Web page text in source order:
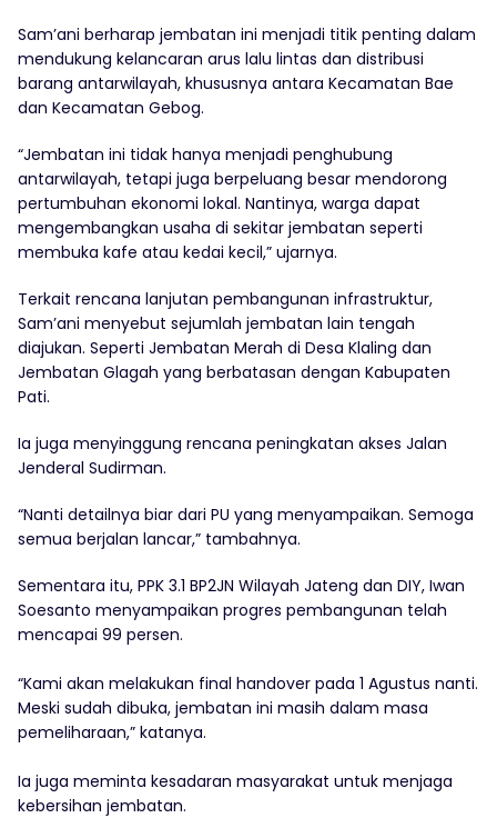
Sam’ani berharap jembatan ini menjadi titik penting dalam
mendukung kelancaran arus lalu lintas dan distribusi
barang antarwilayah, khususnya antara Kecamatan Bae
dan Kecamatan Gebog.
‎“Jembatan ini tidak hanya menjadi penghubung
antarwilayah, tetapi juga berpeluang besar mendorong
pertumbuhan ekonomi lokal. Nantinya, warga dapat
mengembangkan usaha di sekitar jembatan seperti
membuka kafe atau kedai kecil,” ujarnya.
‎Terkait rencana lanjutan pembangunan infrastruktur,
Sam’ani menyebut sejumlah jembatan lain tengah
diajukan. Seperti Jembatan Merah di Desa Klaling dan
Jembatan Glagah yang berbatasan dengan Kabupaten
Pati.
Ia juga menyinggung rencana peningkatan akses Jalan
Jenderal Sudirman.
“Nanti detailnya biar dari PU yang menyampaikan. Semoga
semua berjalan lancar,” tambahnya.
Sementara itu, PPK 3.1 BP2JN Wilayah Jateng dan DIY, Iwan
Soesanto menyampaikan progres pembangunan telah
mencapai 99 persen.
‎“Kami akan melakukan final handover pada 1 Agustus nanti.
Meski sudah dibuka, jembatan ini masih dalam masa
pemeliharaan,” katanya.
‎Ia juga meminta kesadaran masyarakat untuk menjaga
kebersihan jembatan.